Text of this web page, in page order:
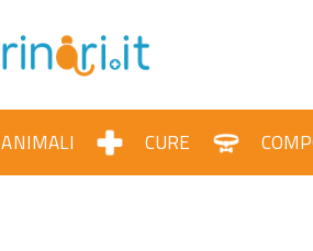
ANIMALI CURE